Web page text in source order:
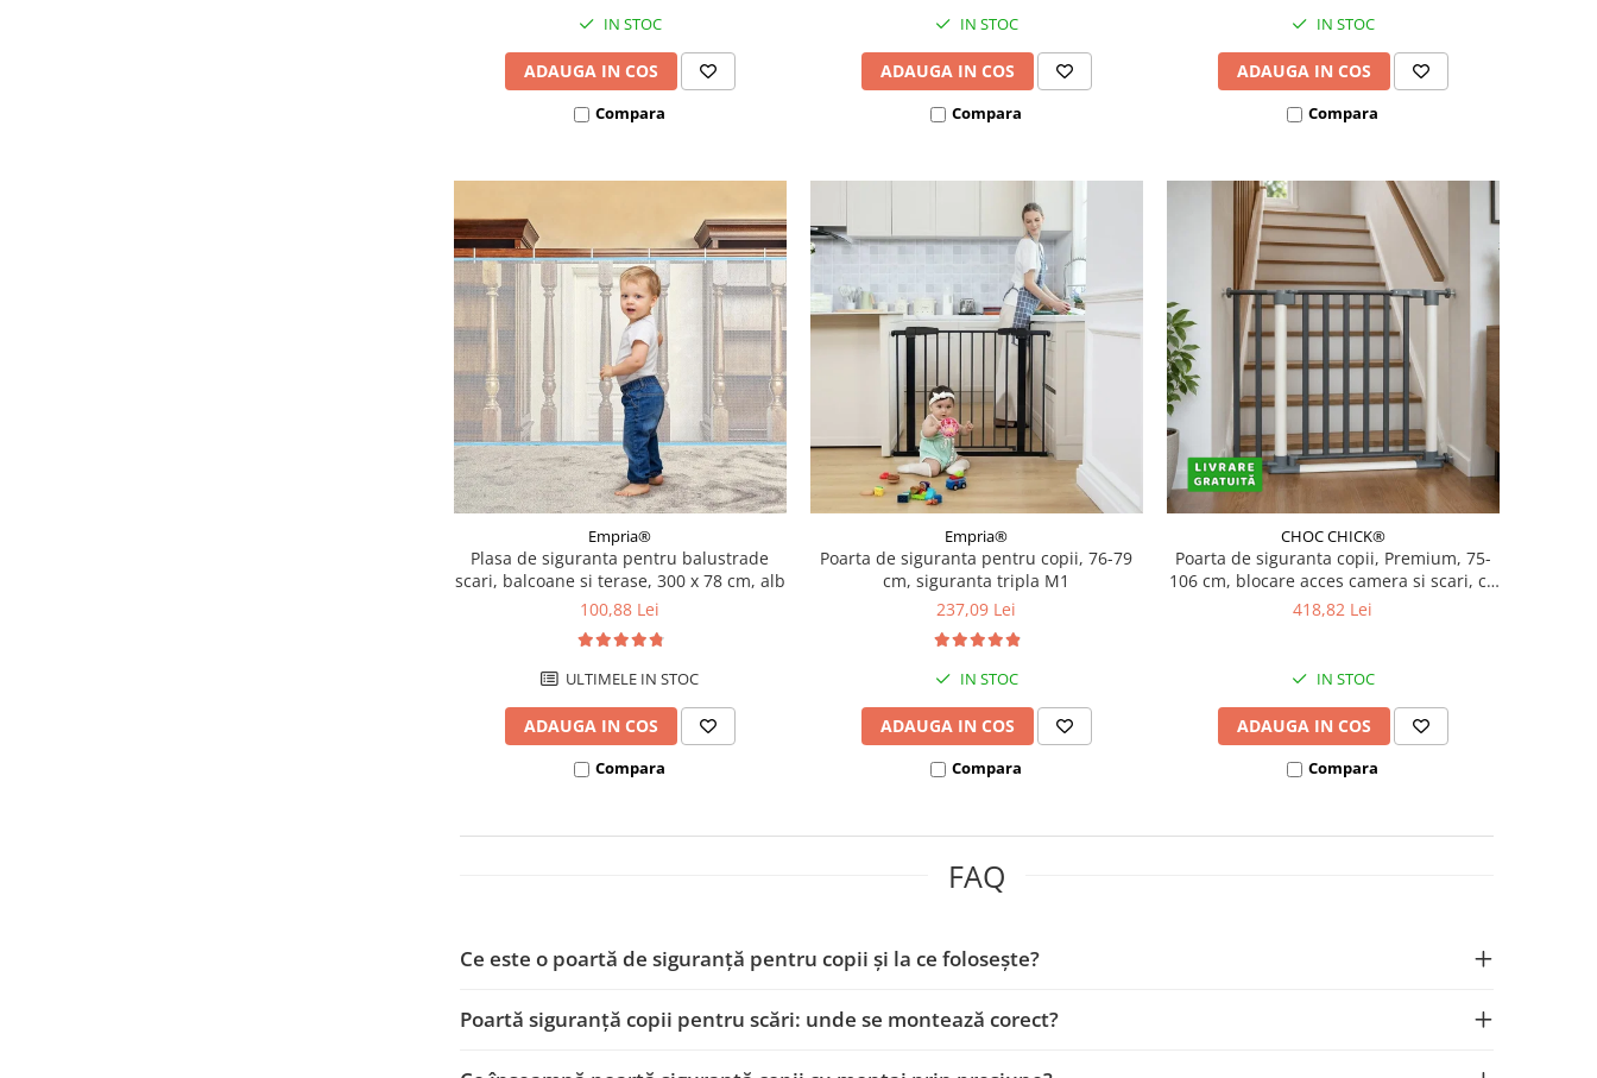
IN STOC
ADAUGA IN COS
Compara
IN STOC
ADAUGA IN COS
Compara
IN STOC
ADAUGA IN COS
Compara
Empria®
Plasa de siguranta pentru balustrade
scari, balcoane si terase, 300 x 78 cm, alb
100,88 Lei
ULTIMELE IN STOC
ADAUGA IN COS
Compara
Empria®
Poarta de siguranta pentru copii, 76-79
cm, siguranta tripla M1
237,09 Lei
IN STOC
ADAUGA IN COS
Compara
CHOC CHICK®
Poarta de siguranta copii, Premium, 75-
106 cm, blocare acces camera si scari, cu
2 extensii, neagră
418,82 Lei
IN STOC
ADAUGA IN COS
Compara
FAQ
Ce este o poartă de siguranță pentru copii și la ce folosește?
Poartă siguranță copii pentru scări: unde se montează corect?